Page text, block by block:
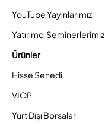
YouTube Yayınlarımız
Yatırımcı Seminerlerimiz
Ürünler
Hisse Senedi
VİOP
Yurt Dışı Borsalar